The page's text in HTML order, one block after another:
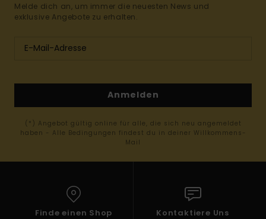
Melde dich an, um immer die neuesten News und
exklusive Angebote zu erhalten.
Anmelden
(*) Angebot gültig online für alle, die sich neu angemeldet
haben - Alle Bedingungen findest du in deiner Willkommens-
Mail
Finde einen Shop Kontaktiere Uns